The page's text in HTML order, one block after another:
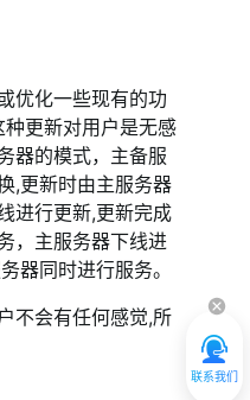
联系我们
优化一些现有的功
更新对用户是无感
器的模式，主备服
,更新时由主服务器
进行更新,更新完成
，主服务器下线进
器同时进行服务。
不会有任何感觉,所